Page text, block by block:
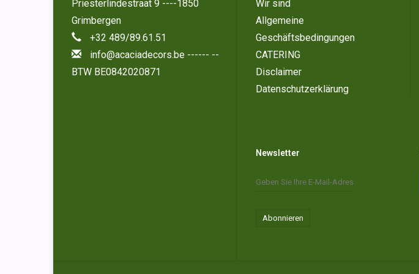
Priesterlindestraat 9 ----1850
Grimbergen
+32 489/89.61.51
info@acaciadecors.be ------ --
BTW BE0842020871
Wir sind
Allgemeine
Geschäftsbedingungen
CATERING
Disclaimer
Datenschutzerklärung
Newsletter
Abonnieren